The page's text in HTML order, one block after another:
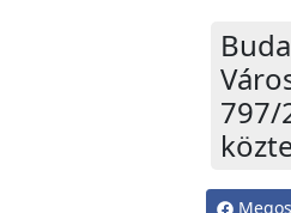
797/